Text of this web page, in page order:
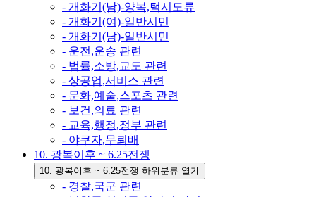
- 개화기(남)-양복,턱시도류
- 개화기(여)-일반시민
- 개화기(남)-일반시민
- 운전,운송 관련
- 법률,소방,교도 관련
- 상공업,서비스 관련
- 문화,예술,스포츠 관련
- 보건,의료 관련
- 교육,행정,정부 관련
- 야쿠자,무뢰배
10. 광복이후 ~ 6.25전쟁
10. 광복이후 ~ 6.25전쟁 하위분류 열기
- 경찰,국군 관련